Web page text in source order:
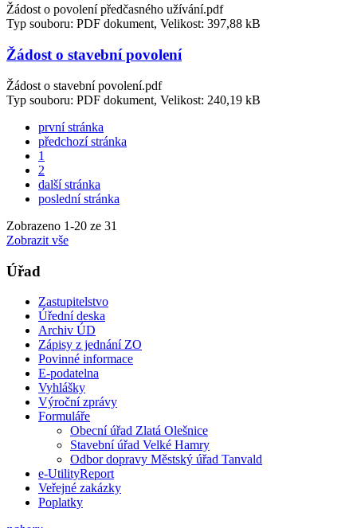
Žádost o povolení předčasného užívání.pdf
Typ souboru: PDF dokument, Velikost: 397,88 kB
Žádost o stavební povolení
Žádost o stavební povolení.pdf
Typ souboru: PDF dokument, Velikost: 240,19 kB
první stránka
předchozí stránka
1
2
další stránka
poslední stránka
Zobrazeno 1-20 ze 31
Zobrazit vše
Úřad
Zastupitelstvo
Úřední deska
Archiv ÚD
Zápisy z jednání ZO
Povinné informace
E-podatelna
Vyhlášky
Výroční zprávy
Formuláře
Obecní úřad Zlatá Olešnice
Stavební úřad Velké Hamry
Odbor dopravy Městský úřad Tanvald
e-UtilityReport
Veřejné zakázky
Poplatky